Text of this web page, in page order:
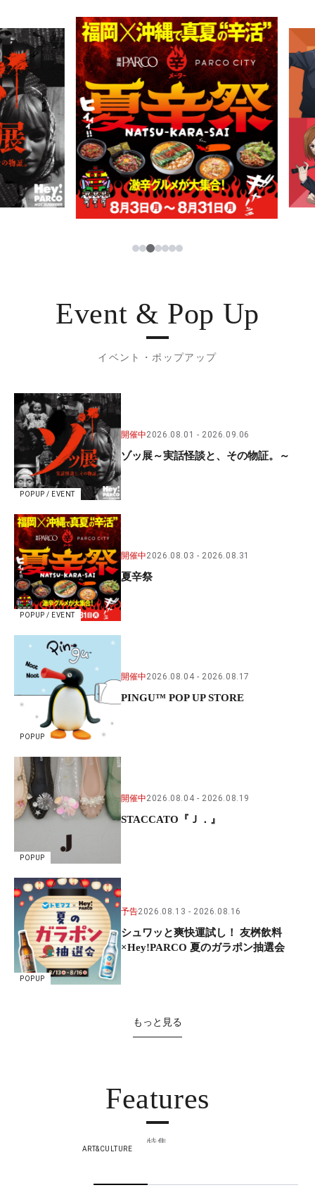
PARCOメンバーズ
JP
123456
Event & Pop Up
イベント・ポップアップ
POPUP / EVENT
開催中2026.08.01 2026.09.06
ゾッ展～実話怪談と、その物証。～
POPUP / EVENT
開催中2026.08.03 2026.08.31
夏辛祭
POPUP
開催中2026.08.04 2026.08.17
PINGU™ POP UP STORE
POPUP
開催中2026.08.04 2026.08.19
STACCATO『Ｊ．』
POPUP
予告2026.08.13 2026.08.16
シュワッと爽快運試し！ 友桝飲料
×Hey!PARCO 夏のガラポン抽選会
もっと見る
Features
特集
ART&CULTURE